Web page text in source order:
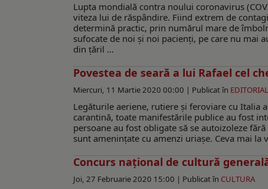
Lupta mondială contra noului coronavirus
viteza lui de răspândire. Fiind extrem de
determină practic, prin numărul mare de
sufocate de noi şi noi pacienţi, pe care nu mai
din ţăril ...
Povestea de seară a lui Rafael cel
Miercuri, 11 Martie 2020 00:00 | Publicat în EDITORIAL
Legăturile aeriene, rutiere şi feroviare cu Italia
carantină, toate manifestările publice au fost
persoane au fost obligate să se autoizoleze
sunt ameninţate cu amenzi uriaşe. Ceva mai
Concurs naţional de cultură
Joi, 27 Februarie 2020 15:00 | Publicat în CULTURA